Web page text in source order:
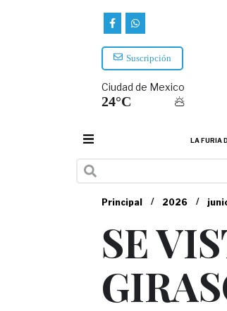
Suscripción
Ciudad de Mexico
24°C
LA FURIA
Principal / 2026 /
SE